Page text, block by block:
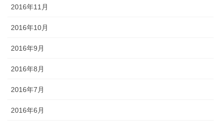
2016年11月
2016年10月
2016年9月
2016年8月
2016年7月
2016年6月